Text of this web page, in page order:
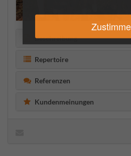
Beschreibung
Repertoire
Referenzen
Kundenmeinungen